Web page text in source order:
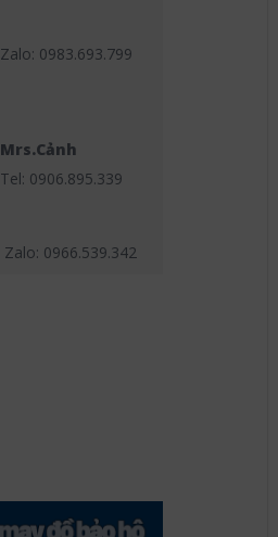
Zalo: 0983.693.799
Mrs.Cảnh
Tel: 0906.895.339
Zalo: 0966.539.342